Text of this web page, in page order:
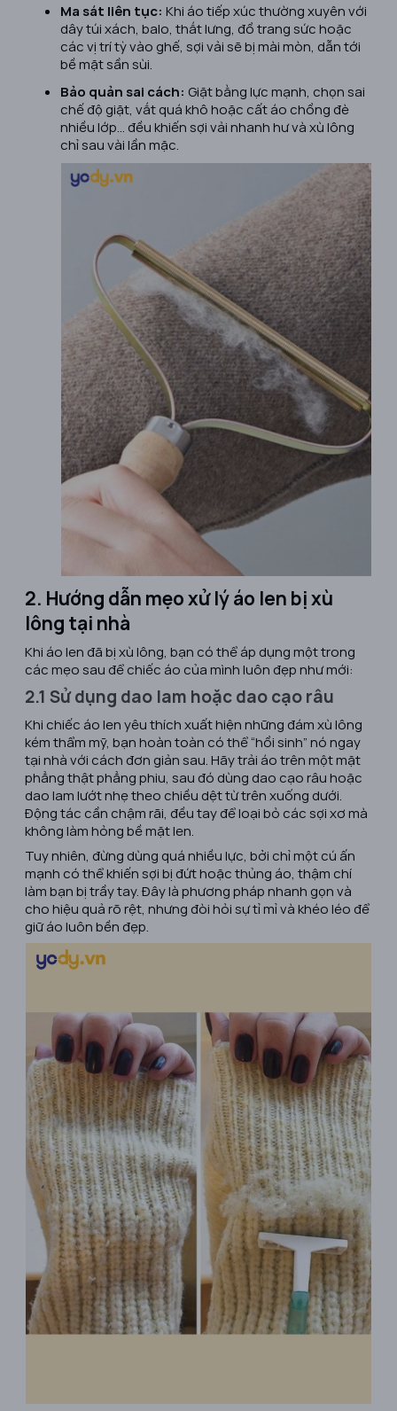
Ma sát liên tục: Khi áo tiếp xúc thường xuyên với
dây túi xách, balo, thắt lưng, đồ trang sức hoặc
các vị trí tỳ vào ghế, sợi vải sẽ bị mài mòn, dẫn tới
bề mặt sần sùi.
Bảo quản sai cách: Giặt bằng lực mạnh, chọn sai
chế độ giặt, vắt quá khô hoặc cất áo chồng đè
nhiều lớp… đều khiến sợi vải nhanh hư và xù lông
chỉ sau vài lần mặc.
2. Hướng dẫn mẹo xử lý áo len bị xù
lông tại nhà
Khi áo len đã bị xù lông, bạn có thể áp dụng một trong
các mẹo sau để chiếc áo của mình luôn đẹp như mới:
2.1 Sử dụng dao lam hoặc dao cạo râu
Khi chiếc áo len yêu thích xuất hiện những đám xù lông
kém thẩm mỹ, bạn hoàn toàn có thể “hồi sinh” nó ngay
tại nhà với cách đơn giản sau. Hãy trải áo trên một mặt
phẳng thật phẳng phiu, sau đó dùng dao cạo râu hoặc
dao lam lướt nhẹ theo chiều dệt từ trên xuống dưới.
Động tác cần chậm rãi, đều tay để loại bỏ các sợi xơ mà
không làm hỏng bề mặt len.
Tuy nhiên, đừng dùng quá nhiều lực, bởi chỉ một cú ấn
mạnh có thể khiến sợi bị đứt hoặc thủng áo, thậm chí
làm bạn bị trầy tay. Đây là phương pháp nhanh gọn và
cho hiệu quả rõ rệt, nhưng đòi hỏi sự tỉ mỉ và khéo léo để
giữ áo luôn bền đẹp.